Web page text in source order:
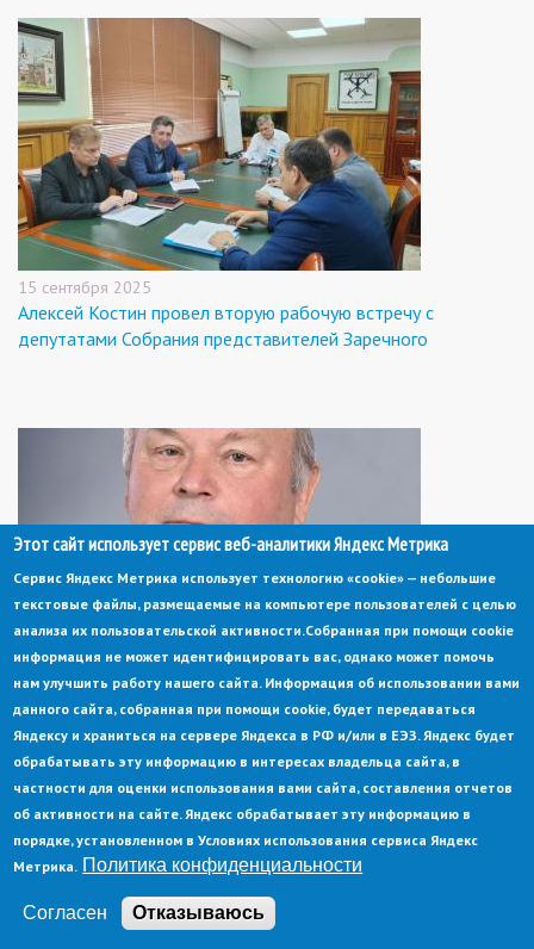
15 сентября 2025
Алексей Костин провел вторую рабочую встречу с
депутатами Собрания представителей Заречного
15 сентября 2025
Поздравляем с днем рождения почетного
гражданина Заречного Николая Дмитриевича
Вахурина
Этот сайт использует сервис веб-аналитики Яндекс Метрика
Сервис Яндекс Метрика использует технологию «cookie» — небольшие
текстовые файлы, размещаемые на компьютере пользователей с целью
анализа их пользовательской активности.Собранная при помощи cookie
информация не может идентифицировать вас, однако может помочь
нам улучшить работу нашего сайта. Информация об использовании вами
данного сайта, собранная при помощи cookie, будет передаваться
Яндексу и храниться на сервере Яндекса в РФ и/или в ЕЭЗ. Яндекс будет
обрабатывать эту информацию в интересах владельца сайта, в
частности для оценки использования вами сайта, составления отчетов
об активности на сайте. Яндекс обрабатывает эту информацию в
порядке, установленном в Условиях использования сервиса Яндекс
Метрика. Политика конфиденциальности
Согласен Отказываюсь